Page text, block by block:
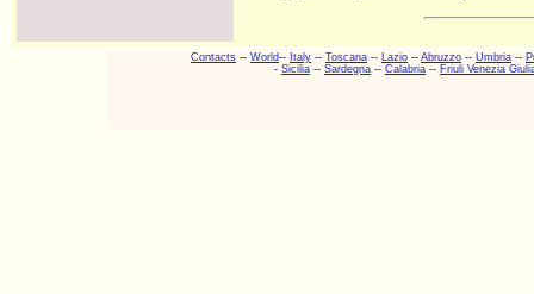
Contacts -- World-- Italy -- Toscana -- Lazio -- Abruzzo -- Umbria --
- Sicilia -- Sardegna -- Calabria -- Friuli Venezia